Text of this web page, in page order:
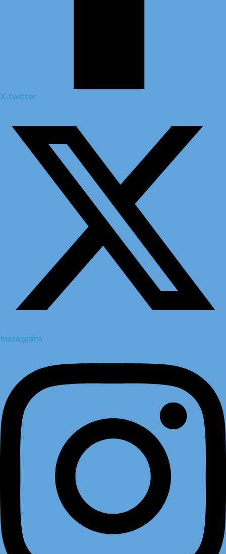
X-twitter
Instagram